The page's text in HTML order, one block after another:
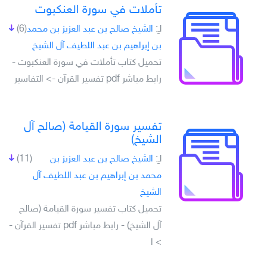
تأملات في سورة العنكبوت
(6) لـِ: الشيخ صالح بن عبد العزيز بن محمد
بن إبراهيم بن عبد اللطيف آل الشيخ
تحميل كتاب تأملات في سورة العنكبوت -
رابط مباشر pdf تفسير القرآن -> التفاسير
تفسير سورة القيامة (صالح آل
الشيخ)
(11) لـِ: الشيخ صالح بن عبد العزيز بن
محمد بن إبراهيم بن عبد اللطيف آل
الشيخ
تحميل كتاب تفسير سورة القيامة (صالح
آل الشيخ) - رابط مباشر pdf تفسير القرآن -
> ا